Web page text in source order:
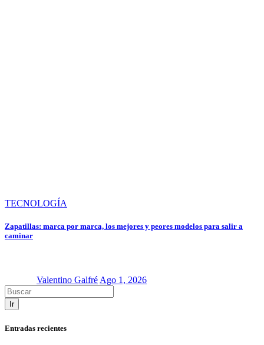
TECNOLOGÍA
Zapatillas: marca por marca, los mejores y peores modelos para salir a
caminar
Valentino GalfréAgo 1, 2026
Ir
Entradas recientes